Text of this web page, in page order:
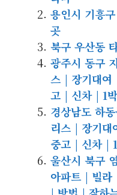
용인시 기흥
곳
북구 우산동
광주시 동구
스 | 장기대
고 | 신차 | 1
경상남도 하
리스 | 장기
중고 | 신차 |
울산시 북구
아파트 | 빌